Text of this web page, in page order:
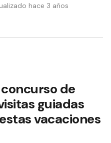
hace 3 años
de
guiadas
vacaciones